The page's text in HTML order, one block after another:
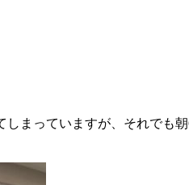
まっていますが、それでも